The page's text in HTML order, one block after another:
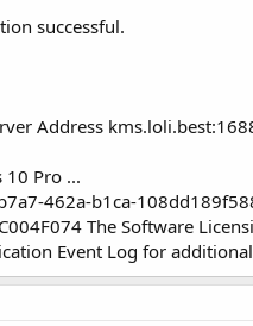
successful.
Address
Pro ...
462a-b1ca-
The Software
Event Log for